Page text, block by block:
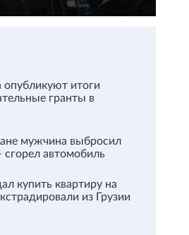
опубликуют итоги
гранты в
мужчина выбросил
сгорел автомобиль
купить квартиру на
из Грузии